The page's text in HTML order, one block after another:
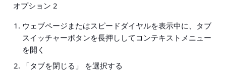
オプション 2
ウェブページまたはスピードダイヤルを表示中に、タブ
スイッチャーボタンを長押ししてコンテキストメニュー
を開 く
「タブを閉じる」
を選択する